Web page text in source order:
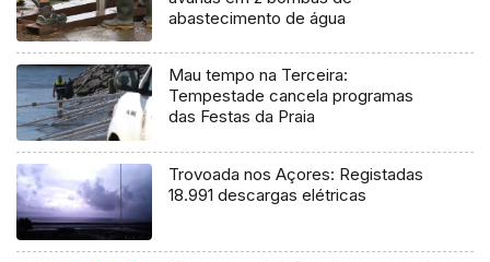
abastecimento de água
Mau tempo na Terceira:
Tempestade cancela programas
das Festas da Praia
Trovoada nos Açores: Registadas
18.991 descargas elétricas